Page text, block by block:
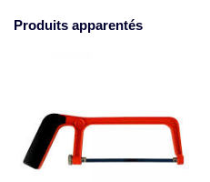
Produits apparentés